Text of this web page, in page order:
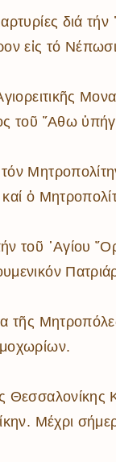
διά
εἰς τό
τοῦ ῎Αθω
ὁ
τοῦ ῾Αγίου
Μέχρι